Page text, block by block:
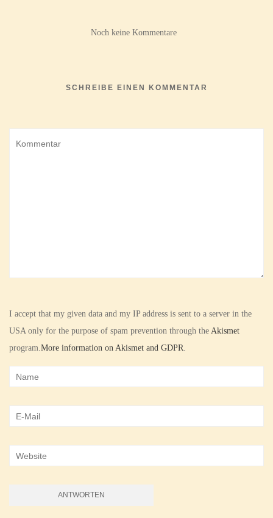
Noch keine Kommentare
SCHREIBE EINEN KOMMENTAR
I accept that my given data and my IP address is sent to a server in the
USA only for the purpose of spam prevention through the Akismet
program.More information on Akismet and GDPR.